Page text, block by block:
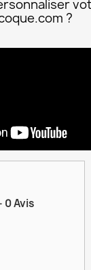
?
0Avis